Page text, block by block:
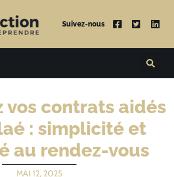
Suivez-nous
vos contrats aidés
: simplicité et
au rendez-vous
MAI 12, 2025